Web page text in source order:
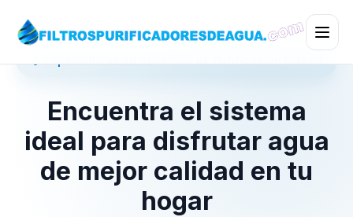
Encuentra el sistema
ideal para disfrutar agua
de mejor calidad en tu
hogar